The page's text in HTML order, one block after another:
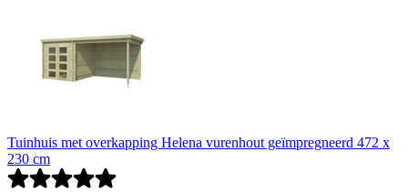
Tuinhuis met overkapping Helena vurenhout geïmpregneerd 472 x
230 cm